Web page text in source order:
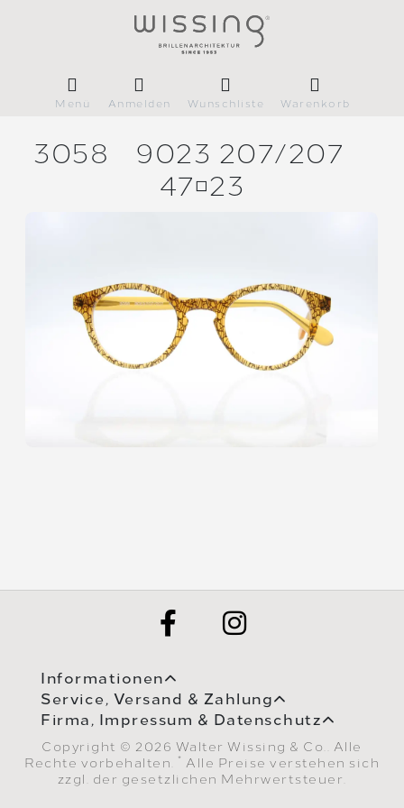
Menü Anmelden Wunschliste Warenkorb
3058 9023 207/207
4723
Informationen
Service, Versand & Zahlung
Firma, Impressum & Datenschutz
Copyright © 2026 Walter Wissing & Co.. Alle
Rechte vorbehalten.
* Alle Preise verstehen sich
zzgl. der gesetzlichen Mehrwertsteuer.